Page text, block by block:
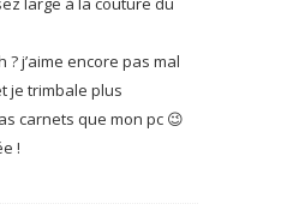
? j’aime encore pas mal
je trimbale plus
carnets que mon pc 😉
!